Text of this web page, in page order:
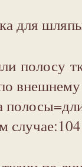
для
полосу